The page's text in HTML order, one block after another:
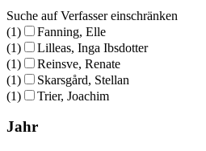
Suche auf Verfasser einschränken
(1)
Fanning, Elle
(1)
Lilleas, Inga Ibsdotter
(1)
Reinsve, Renate
(1)
Skarsgård, Stellan
(1)
Trier, Joachim
Jahr